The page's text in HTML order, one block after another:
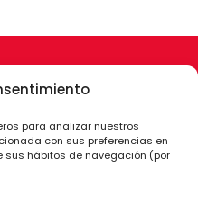
para analizar nuestros
con sus preferencias en
sus hábitos de navegación (por